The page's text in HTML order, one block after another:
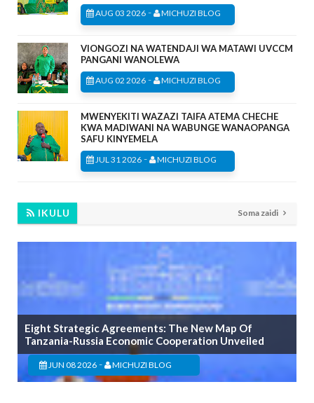
AUG 03 2026 - MICHUZI BLOG
VIONGOZI NA WATENDAJI WA MATAWI UVCCM
PANGANI WANOLEWA
AUG 02 2026 - MICHUZI BLOG
MWENYEKITI WAZAZI TAIFA ATEMA CHECHE
KWA MADIWANI NA WABUNGE WANAOPANGA
SAFU KINYEMELA
JUL 31 2026 - MICHUZI BLOG
IKULU Soma zaidi
Eight Strategic Agreements: The New Map Of
Tanzania-Russia Economic Cooperation Unveiled
JUN 08 2026 - MICHUZI BLOG